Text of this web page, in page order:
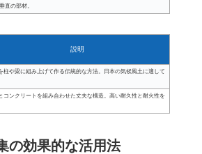
直の部材。
説明
柱や梁に組み上げて作る伝統的な方法。日本の気候風土に適して
コンクリートを組み合わせた丈夫な構造。高い耐久性と耐火性を
の効果的な活用法